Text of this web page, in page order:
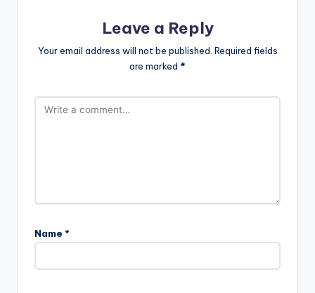
Leave a Reply
Your email address will not be published. Required fields
are marked *
Name *